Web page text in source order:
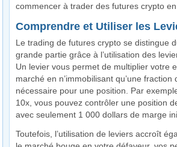
commencer à trader des futures crypto
Comprendre et Utiliser les
Le trading de futures crypto se distingue
grande partie grâce à l’utilisation des
Un levier vous permet de multiplier votre
marché en n’immobilisant qu’une fraction
nécessaire pour une position. Par
10x, vous pouvez contrôler une position
avec seulement 1 000 dollars de marge
Toutefois, l’utilisation de leviers accroît